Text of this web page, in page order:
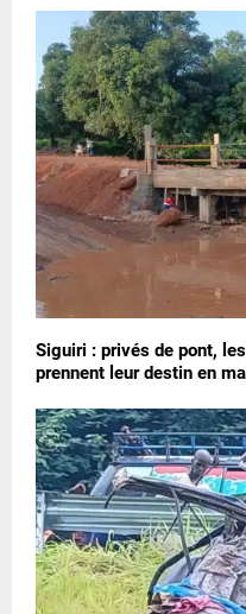
Siguiri : privés de pont,
prennent leur destin en